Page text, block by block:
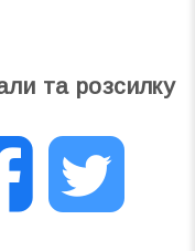
та розсилку